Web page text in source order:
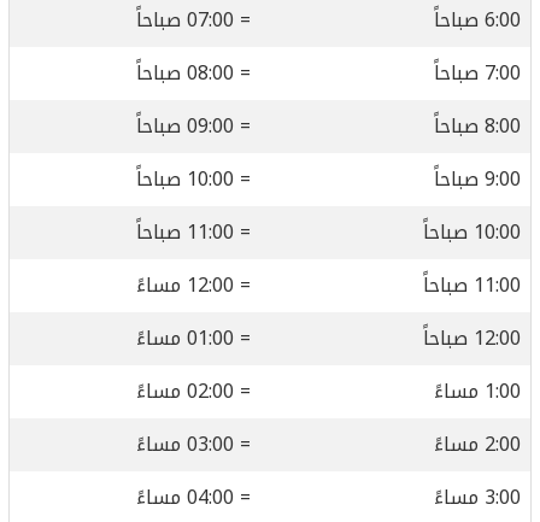
6:00 صباحاً
= 07:00 صباحاً
7:00 صباحاً
= 08:00 صباحاً
8:00 صباحاً
= 09:00 صباحاً
9:00 صباحاً
= 10:00 صباحاً
10:00 صباحاً
= 11:00 صباحاً
11:00 صباحاً
= 12:00 مساءً
12:00 صباحاً
= 01:00 مساءً
1:00 مساءً
= 02:00 مساءً
2:00 مساءً
= 03:00 مساءً
3:00 مساءً
= 04:00 مساءً